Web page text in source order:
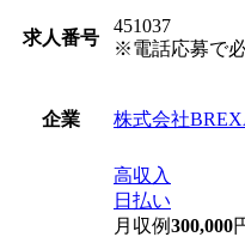
求人番号
451037
※電話応募で
企業 株式会社
高収入
日払い
月収例300,000